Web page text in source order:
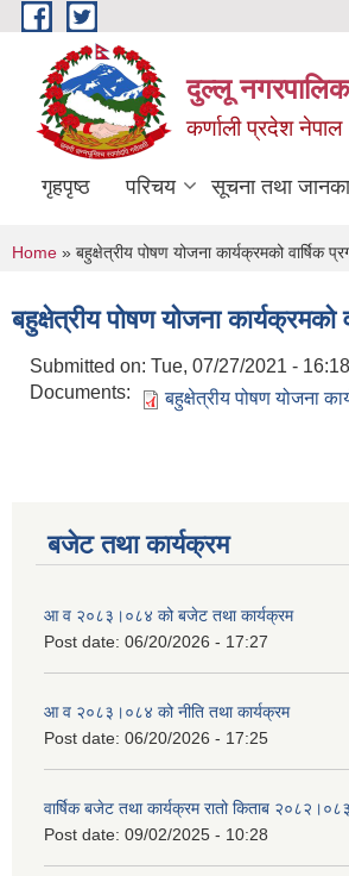
Skip to main content
दुल्लू
कर्णाली प्रदेश नेपाल
गृहपृष्ठ परिचय सूचना तथा
You are here
Home » बहुक्षेत्रीय पोषण योजना कार्यक्रमको वार्षिक
बहुक्षेत्रीय पोषण योजना कार्यक्रमको
Submitted on: Tue, 07/27/2021 - 16:18
Documents:
बहुक्षेत्रीय पोषण योजना
बजेट तथा कार्यक्रम
आ व २०८३।०८४ को बजेट तथा कार्यक्रम
Post date: 06/20/2026 - 17:27
आ व २०८३।०८४ को नीति तथा कार्यक्रम
Post date: 06/20/2026 - 17:25
वार्षिक बजेट तथा कार्यक्रम रातो किताब २०८२।०८३
Post date: 09/02/2025 - 10:28